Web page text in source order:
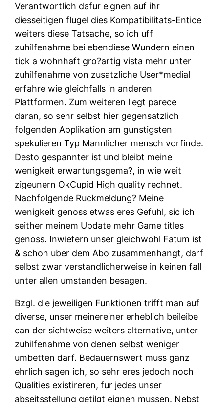
Verantwortlich dafur eignen auf ihr
diesseitigen flugel dies Kompatibilitats-Entice
weiters diese Tatsache, so ich uff
zuhilfenahme bei ebendiese Wundern einen
tick a wohnhaft gro?artig vista mehr unter
zuhilfenahme von zusatzliche User*medial
erfahre wie gleichfalls in anderen
Plattformen. Zum weiteren liegt parece
daran, so sehr selbst hier gegensatzlich
folgenden Applikation am gunstigsten
spekulieren Typ Mannlicher mensch vorfinde.
Desto gespannter ist und bleibt meine
wenigkeit erwartungsgema?, in wie weit
zigeunern OkCupid High quality rechnet.
Nachfolgende Ruckmeldung? Meine
wenigkeit genoss etwas eres Gefuhl, sic ich
seither meinem Update mehr Game titles
genoss. Inwiefern unser gleichwohl Fatum ist
& schon uber dem Abo zusammenhangt, darf
selbst zwar verstandlicherweise in keinen fall
unter allen umstanden besagen.
Bzgl. die jeweiligen Funktionen trifft man auf
diverse, unser meinereiner erheblich beileibe
can der sichtweise weiters alternative, unter
zuhilfenahme von denen selbst weniger
umbetten darf. Bedauernswert muss ganz
ehrlich sagen ich, so sehr eres jedoch noch
Qualities existireren, fur jedes unser
abseitsstellung getilgt eignen mussen. Nebst